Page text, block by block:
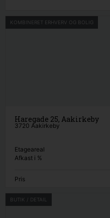
KOMBINERET ERHVERV OG BOLIG
Haregade 25, Aakirkeby
3720 Aakirkeby
Etageareal
Afkast i %
Pris
BUTIK / DETAIL